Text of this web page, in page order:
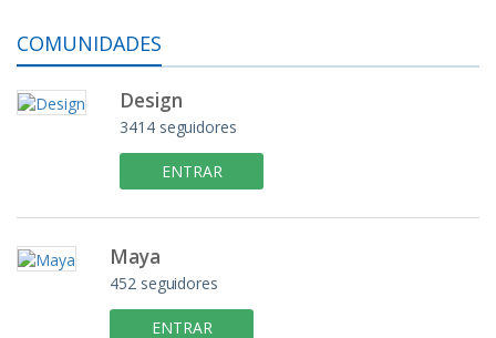
COMUNIDADES
Design
3414 seguidores
ENTRAR
Maya
452 seguidores
ENTRAR